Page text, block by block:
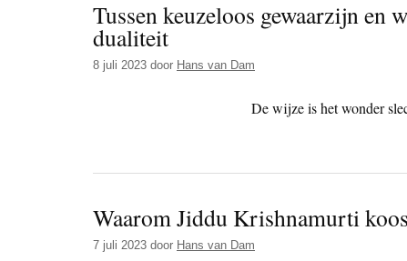
Tussen keuzeloos gewaarzijn en
dualiteit
8 juli 2023 door Hans van Dam
De wijze is het wonder
Waarom Jiddu Krishnamurti
7 juli 2023 door Hans van Dam